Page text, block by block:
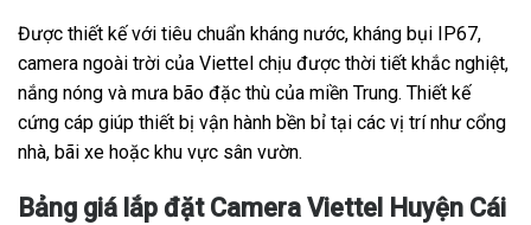
Được thiết kế với tiêu chuẩn kháng nước, kháng bụi IP67,
camera ngoài trời của Viettel chịu được thời tiết khắc nghiệt,
nắng nóng và mưa bão đặc thù của miền Trung. Thiết kế
cứng cáp giúp thiết bị vận hành bền bỉ tại các vị trí như cổng
nhà, bãi xe hoặc khu vực sân vườn.
Bảng giá lắp đặt Camera Viettel Huyện Cái